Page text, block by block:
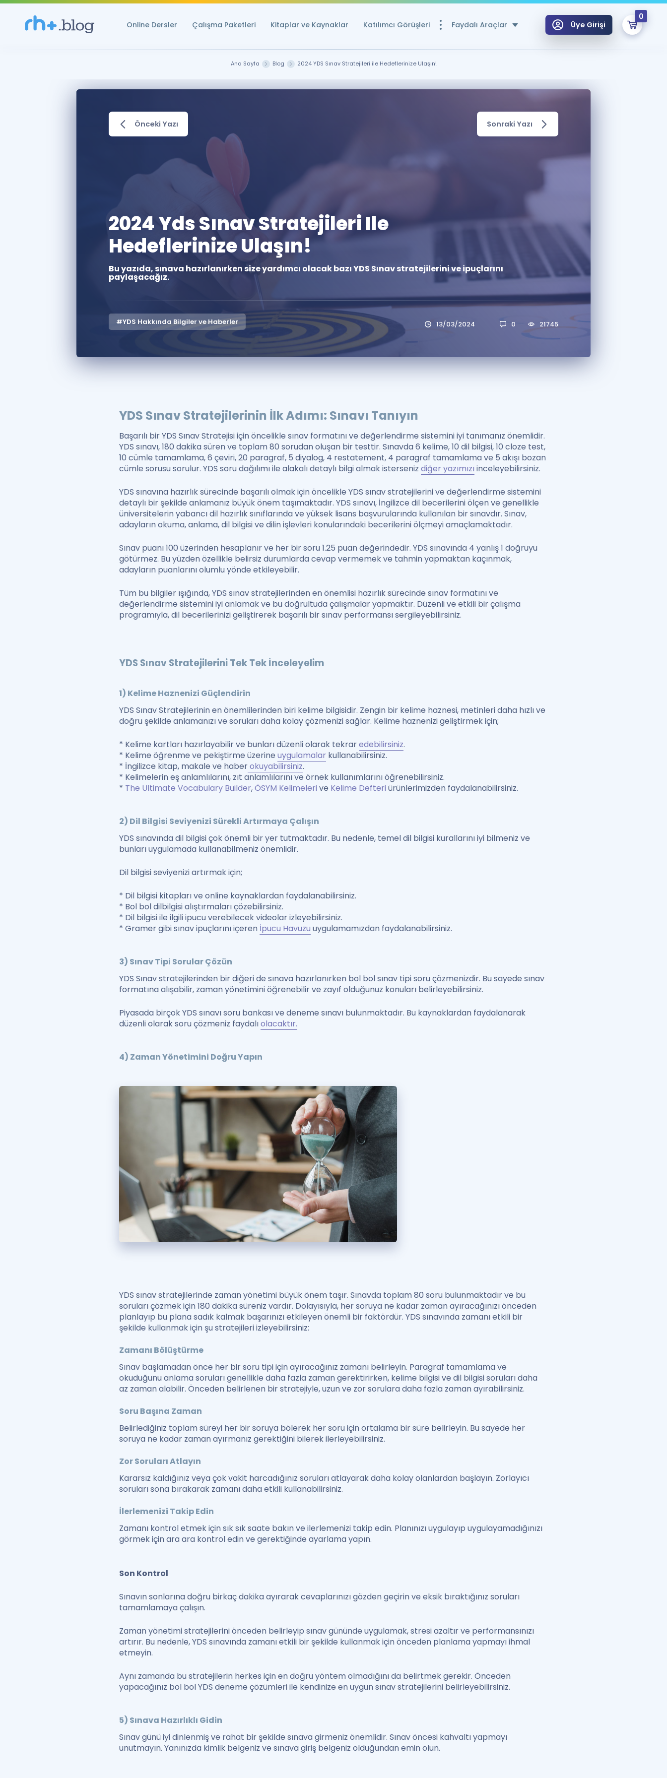
Online Dersler Çalışma Paketleri Kitaplar ve Kaynaklar Katılımcı Görüşleri Faydalı Araçlar
Ücretsiz Kaynaklar
Rehberlik Aracı
Blog
YDS - YÖKDİL Tüm Sınavlarla İlgili Haberler
İngilizce Gramer
İngilizce Gramer ve Konu Anlatımı
Üye Girişi
0
Sepetin Şu An Boş.
Remzi Hoca ile seni sınava hazırlayacak onlarca eğitim seni bekliyor!
Ana Sayfa Blog 2024 YDS Sınav Stratejileri ile Hedeflerinize Ulaşın!
Önceki Yazı Sonraki Yazı
2024 Yds Sınav Stratejileri Ile
Hedeflerinize Ulaşın!
Bu yazıda, sınava hazırlanırken size yardımcı olacak bazı YDS Sınav stratejilerini ve ipuçlarını
paylaşacağız.
#YDS Hakkında Bilgiler ve Haberler 13/03/2024 0 21745
YDS Sınav Stratejilerinin İlk Adımı: Sınavı Tanıyın
Başarılı bir YDS Sınav Stratejisi için öncelikle sınav formatını ve değerlendirme sistemini iyi tanımanız önemlidir.
YDS sınavı, 180 dakika süren ve toplam 80 sorudan oluşan bir testtir. Sınavda 6 kelime, 10 dil bilgisi, 10 cloze test,
10 cümle tamamlama, 6 çeviri, 20 paragraf, 5 diyalog, 4 restatement, 4 paragraf tamamlama ve 5 akışı bozan
cümle sorusu sorulur. YDS soru dağılımı ile alakalı detaylı bilgi almak istersenizdiğer yazımızı inceleyebilirsiniz.
YDS sınavına hazırlık sürecinde başarılı olmak için öncelikle YDS sınav stratejilerini ve değerlendirme sistemini
detaylı bir şekilde anlamanız büyük önem taşımaktadır. YDS sınavı, İngilizce dil becerilerini ölçen ve genellikle
üniversitelerin yabancı dil hazırlık sınıflarında ve yüksek lisans başvurularında kullanılan bir sınavdır. Sınav,
adayların okuma, anlama, dil bilgisi ve dilin işlevleri konularındaki becerilerini ölçmeyi amaçlamaktadır.
Sınav puanı 100 üzerinden hesaplanır ve her bir soru 1.25 puan değerindedir. YDS sınavında 4 yanlış 1 doğruyu
götürmez. Bu yüzden özellikle belirsiz durumlarda cevap vermemek ve tahmin yapmaktan kaçınmak,
adayların puanlarını olumlu yönde etkileyebilir.
Tüm bu bilgiler ışığında, YDS sınav stratejilerinden en önemlisi hazırlık sürecinde sınav formatını ve
değerlendirme sistemini iyi anlamak ve bu doğrultuda çalışmalar yapmaktır. Düzenli ve etkili bir çalışma
programıyla, dil becerilerinizi geliştirerek başarılı bir sınav performansı sergileyebilirsiniz.
YDS Sınav Stratejilerini Tek Tek İnceleyelim
1) Kelime Haznenizi Güçlendirin
YDS Sınav Stratejilerinin en önemlilerinden biri kelime bilgisidir. Zengin bir kelime haznesi, metinleri daha hızlı ve
doğru şekilde anlamanızı ve soruları daha kolay çözmenizi sağlar. Kelime haznenizi geliştirmek için;
* Kelime kartları hazırlayabilir ve bunları düzenli olarak tekraredebilirsiniz.
* Kelime öğrenme ve pekiştirme üzerineuygulamalar kullanabilirsiniz.
* İngilizce kitap, makale ve haberokuyabilirsiniz.
* Kelimelerin eş anlamlılarını, zıt anlamlılarını ve örnek kullanımlarını öğrenebilirsiniz.
* The Ultimate Vocabulary Builder,ÖSYM Kelimeleri ve Kelime Defteri ürünlerimizden faydalanabilirsiniz.
2) Dil Bilgisi Seviyenizi Sürekli Artırmaya Çalışın
YDS sınavında dil bilgisi çok önemli bir yer tutmaktadır. Bu nedenle, temel dil bilgisi kurallarını iyi bilmeniz ve
bunları uygulamada kullanabilmeniz önemlidir.
Dil bilgisi seviyenizi artırmak için;
* Dil bilgisi kitapları ve online kaynaklardan faydalanabilirsiniz.
* Bol bol dilbilgisi alıştırmaları çözebilirsiniz.
* Dil bilgisi ile ilgili ipucu verebilecek videolar izleyebilirsiniz.
* Gramer gibi sınav ipuçlarını içeren İpucu Havuzu uygulamamızdan faydalanabilirsiniz.
3) Sınav Tipi Sorular Çözün
YDS Sınav stratejilerinden bir diğeri de sınava hazırlanırken bol bol sınav tipi soru çözmenizdir. Bu sayede sınav
formatına alışabilir, zaman yönetimini öğrenebilir ve zayıf olduğunuz konuları belirleyebilirsiniz.
Piyasada birçok YDS sınavı soru bankası ve deneme sınavı bulunmaktadır. Bu kaynaklardan faydalanarak
düzenli olarak soru çözmeniz faydalıolacaktır.
4) Zaman Yönetimini Doğru Yapın
YDS sınav stratejilerinde zaman yönetimi büyük önem taşır. Sınavda toplam 80 soru bulunmaktadır ve bu
soruları çözmek için 180 dakika süreniz vardır. Dolayısıyla, her soruya ne kadar zaman ayıracağınızı önceden
planlayıp bu plana sadık kalmak başarınızı etkileyen önemli bir faktördür. YDS sınavında zamanı etkili bir
şekilde kullanmak için şu stratejileri izleyebilirsiniz:
Zamanı Bölüştürme
Sınav başlamadan önce her bir soru tipi için ayıracağınız zamanı belirleyin. Paragraf tamamlama ve
okuduğunu anlama soruları genellikle daha fazla zaman gerektirirken, kelime bilgisi ve dil bilgisi soruları daha
az zaman alabilir. Önceden belirlenen bir stratejiyle, uzun ve zor sorulara daha fazla zaman ayırabilirsiniz.
Soru Başına Zaman
Belirlediğiniz toplam süreyi her bir soruya bölerek her soru için ortalama bir süre belirleyin. Bu sayede her
soruya ne kadar zaman ayırmanız gerektiğini bilerek ilerleyebilirsiniz.
Zor Soruları Atlayın
Kararsız kaldığınız veya çok vakit harcadığınız soruları atlayarak daha kolay olanlardan başlayın. Zorlayıcı
soruları sona bırakarak zamanı daha etkili kullanabilirsiniz.
İlerlemenizi Takip Edin
Zamanı kontrol etmek için sık sık saate bakın ve ilerlemenizi takip edin. Planınızı uygulayıp uygulayamadığınızı
görmek için ara ara kontrol edin ve gerektiğinde ayarlama yapın.
Son Kontrol
Sınavın sonlarına doğru birkaç dakika ayırarak cevaplarınızı gözden geçirin ve eksik bıraktığınız soruları
tamamlamaya çalışın.
Zaman yönetimi stratejilerini önceden belirleyip sınav gününde uygulamak, stresi azaltır ve performansınızı
artırır. Bu nedenle, YDS sınavında zamanı etkili bir şekilde kullanmak için önceden planlama yapmayı ihmal
etmeyin.
Aynı zamanda bu stratejilerin herkes için en doğru yöntem olmadığını da belirtmek gerekir. Önceden
yapacağınız bol bol YDS deneme çözümleri ile kendinize en uygun sınav stratejilerini belirleyebilirsiniz.
5) Sınava Hazırlıklı Gidin
Sınav günü iyi dinlenmiş ve rahat bir şekilde sınava girmeniz önemlidir. Sınav öncesi kahvaltı yapmayı
unutmayın. Yanınızda kimlik belgeniz ve sınava giriş belgeniz olduğundan emin olun.